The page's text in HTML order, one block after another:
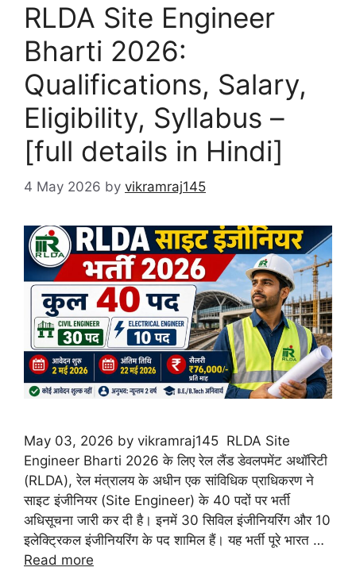
RLDA Site Engineer
Bharti 2026:
Qualifications, Salary,
Eligibility, Syllabus –
[full details in Hindi]
4 May 2026 by vikramraj145
May 03, 2026 by vikramraj145 RLDA Site
Engineer Bharti 2026 के लिए रेल लैंड डेवलपमेंट अथॉरिटी
(RLDA), रेल मंत्रालय के अधीन एक सांविधिक प्राधिकरण ने
साइट इंजीनियर (Site Engineer) के 40 पदों पर भर्ती
अधिसूचना जारी कर दी है। इनमें 30 सिविल इंजीनियरिंग और 10
इलेक्ट्रिकल इंजीनियरिंग के पद शामिल हैं। यह भर्ती पूरे भारत …
Read more